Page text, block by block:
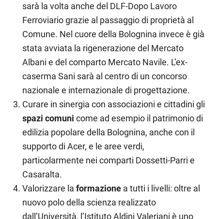
sarà la volta anche del DLF-Dopo Lavoro
Ferroviario grazie al passaggio di proprietà al
Comune. Nel cuore della Bolognina invece è già
stata avviata la rigenerazione del Mercato
Albani e del comparto Mercato Navile. L’ex-
caserma Sani sarà al centro di un concorso
nazionale e internazionale di progettazione.
Curare in sinergia con associazioni e cittadini gli
spazi comuni come ad esempio il patrimonio di
edilizia popolare della Bolognina, anche con il
supporto di Acer, e le aree verdi,
particolarmente nei comparti Dossetti-Parri e
Casaralta.
Valorizzare laformazione a tutti i livelli: oltre al
nuovo polo della scienza realizzato
dall’Università, l’Istituto Aldini Valeriani è uno